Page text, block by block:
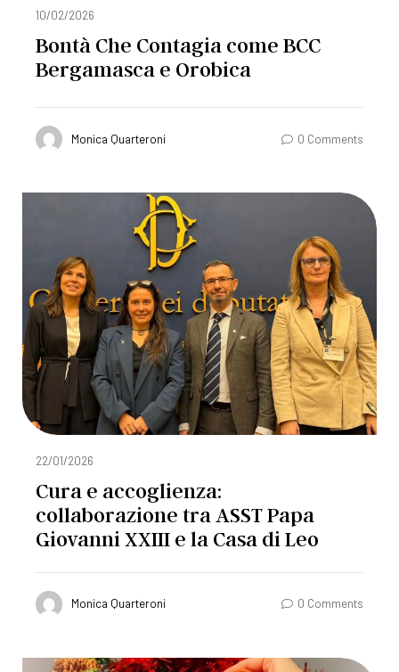
10/02/2026
Bontà Che Contagia come BCC
Bergamasca e Orobica
Monica Quarteroni 0 Comments
22/01/2026
Cura e accoglienza:
collaborazione tra ASST Papa
Giovanni XXIII e la Casa di Leo
Monica Quarteroni 0 Comments